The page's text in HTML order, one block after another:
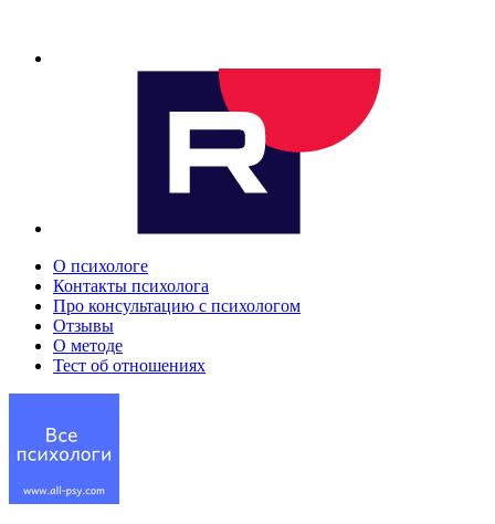
О психологе
Контакты психолога
Про консультацию с психологом
Отзывы
О методе
Тест об отношениях